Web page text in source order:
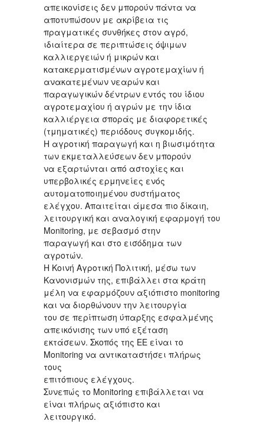
απεικονίσεις δεν μπορούν πάντα να
αποτυπώσουν με ακρίβεια τις
πραγματικές συνθήκες στον αγρό,
ιδιαίτερα σε περιπτώσεις όψιμων
καλλιεργειών ή μικρών και
κατακερματισμένων αγροτεμαχίων ή
ανακατεμένων νεαρών και
παραγωγικών δέντρων εντός του ίδιου
αγροτεμαχίου ή αγρών με την ίδια
καλλιέργεια σποράς με διαφορετικές
(τμηματικές) περιόδους συγκομιδής.
Η αγροτική παραγωγή και η βιωσιμότητα
των εκμεταλλεύσεων δεν μπορούν
να εξαρτώνται από αστοχίες και
υπερβολικές ερμηνείες ενός
αυτοματοποιημένου συστήματος
ελέγχου. Απαιτείται άμεσα πιο δίκαιη,
λειτουργική και αναλογική εφαρμογή του
Monitoring, με σεβασμό στην
παραγωγή και στο εισόδημα των
αγροτών.
Η Κοινή Αγροτική Πολιτική, μέσω των
Κανονισμών της, επιβάλλει στα κράτη
μέλη να εφαρμόζουν αξιόπιστο monitoring
και να διορθώνουν την λειτουργία
του σε περίπτωση ύπαρξης εσφαλμένης
απεικόνισης των υπό εξέταση
εκτάσεων. Σκοπός της ΕΕ είναι το
Monitoring να αντικαταστήσει πλήρως
τους
επιτόπιους ελέγχους.
Συνεπώς το Monitoring επιβάλλεται να
είναι πλήρως αξιόπιστο και
λειτουργικό.